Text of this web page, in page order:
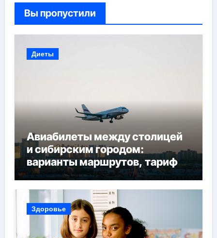
Вы пропустили
Диеты
Авиабилеты между столицей
и сибирским городом:
варианты маршрутов, тарифы
и советы по планированию
поездки
Здоровье